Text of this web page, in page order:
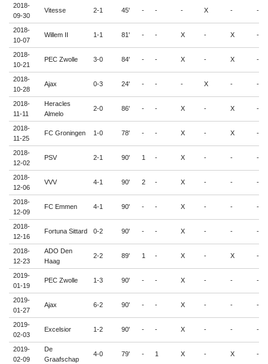
2018-
09-30
Vitesse 2-1 45' - - - X - -
2018-
10-07
Willem II 1-1 81' - - X - X -
2018-
10-21
PEC Zwolle 3-0 84' - - X - X -
2018-
10-28
Ajax 0-3 24' - - - X - -
2018-
11-11
Heracles
Almelo
2-0 86' - - X - X -
2018-
11-25
FC Groningen 1-0 78' - - X - X -
2018-
12-02
PSV 2-1 90' 1 - X - - -
2018-
12-06
VVV 4-1 90' 2 - X - - -
2018-
12-09
FC Emmen 4-1 90' - - X - - -
2018-
12-16
Fortuna Sittard 0-2 90' - - X - - -
2018-
12-23
ADO Den
Haag
2-2 89' 1 - X - X -
2019-
01-19
PEC Zwolle 1-3 90' - - X - - -
2019-
01-27
Ajax 6-2 90' - - X - - -
2019-
02-03
Excelsior 1-2 90' - - X - - -
2019-
02-09
De
Graafschap
4-0 79' - 1 X - X -